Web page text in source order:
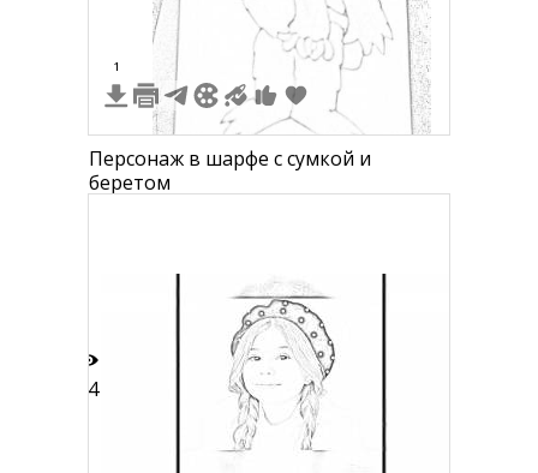
1
Персонаж в шарфе с сумкой и
беретом
14